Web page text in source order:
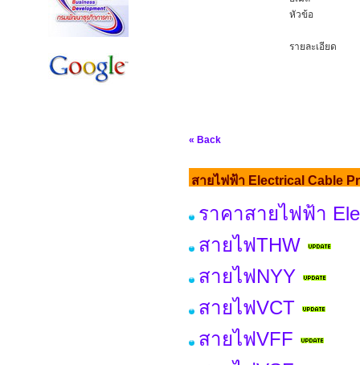
หัวข้อ
รายละเอียด
« Back
สายไฟฟ้า Electrical Cable
ราคาสายไฟฟ้า
สายไฟTHW
สายไฟNYY
สายไฟVCT
สายไฟVFF